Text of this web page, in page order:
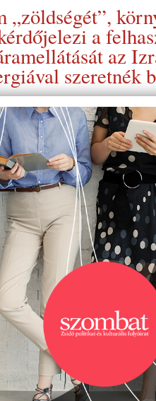
„zöldségét”,
a
az
szeretnék